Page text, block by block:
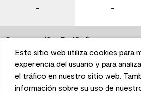
This website uses cookies to
and to analyze performance and
We also share information about
Este sitio web utiliza cookies para
experiencia del usuario y para
el tráfico en nuestro sitio web.
información sobre su uso de
- -
Coverage (Sq. Ft./Gal)
350-400 400-450